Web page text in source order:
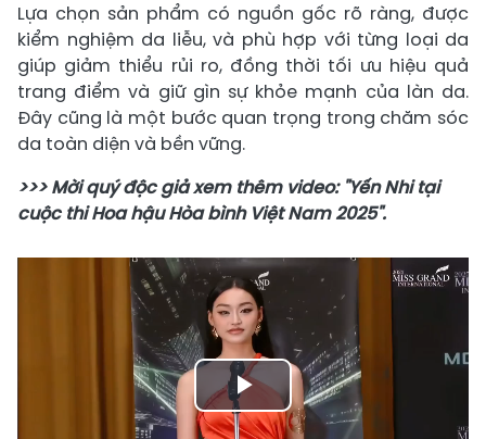
Lựa chọn sản phẩm có nguồn gốc rõ ràng, được
kiểm nghiệm da liễu, và phù hợp với từng loại da
giúp giảm thiểu rủi ro, đồng thời tối ưu hiệu quả
trang điểm và giữ gìn sự khỏe mạnh của làn da.
Đây cũng là một bước quan trọng trong chăm sóc
da toàn diện và bền vững.
>>> Mời quý độc giả xem thêm video: "Yến Nhi tại
cuộc thi Hoa hậu Hòa bình Việt Nam 2025".
Play